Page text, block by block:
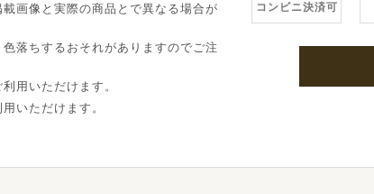
画像と実際の商品とで異なる場合が
落ちするおそれがありますのでご注
用いただけます。
いただけます。
コンビニ決済可